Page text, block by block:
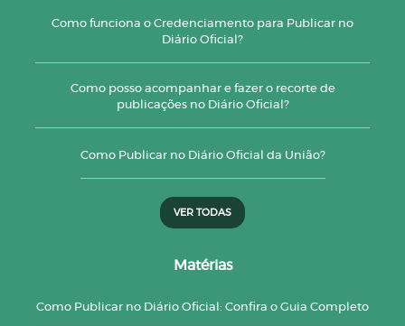
Como funciona o Credenciamento para Publicar no
Diário Oficial?
Como posso acompanhar e fazer o recorte de
publicações no Diário Oficial?
Como Publicar no Diário Oficial da União?
VER TODAS
Matérias
Como Publicar no Diário Oficial: Confira o Guia Completo